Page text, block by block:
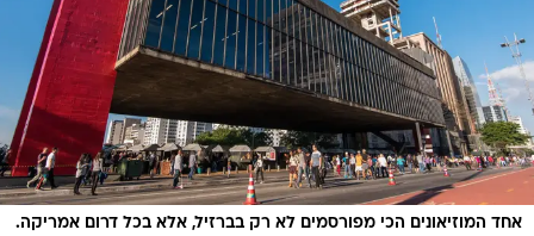
אחד המוזיאונים הכי מפורסמים לא רק בברזיל, אלא בכל דרום אמריקה.